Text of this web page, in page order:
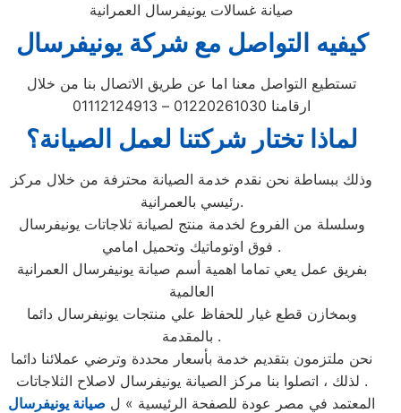
صيانة غسالات يونيفرسال العمرانية
كيفيه التواصل مع شركة يونيفرسال
تستطيع التواصل معنا اما عن طريق الاتصال بنا من خلال
ارقامنا 01220261030 – 01112124913
لماذا تختار شركتنا لعمل الصيانة؟
وذلك ببساطة نحن نقدم خدمة الصيانة محترفة من خلال مركز
رئيسي بالعمرانية.
وسلسلة من الفروع لخدمة منتج لصيانة ثلاجاتات يونيفرسال
فوق اوتوماتيك وتحميل امامي .
بفريق عمل يعي تماما اهمية أسم صيانة يونيفرسال العمرانية
العالمية
وبمخازن قطع غيار للحفاظ علي منتجات يونيفرسال دائما
بالمقدمة .
نحن ملتزمون بتقديم خدمة بأسعار محددة وترضي عملائنا دائما
. لذلك ، اتصلوا بنا مركز الصيانة يونيفرسال لاصلاح الثلاجاتات
المعتمد في مصر عودة للصفحة الرئيسية » ل صيانة يونيفرسال